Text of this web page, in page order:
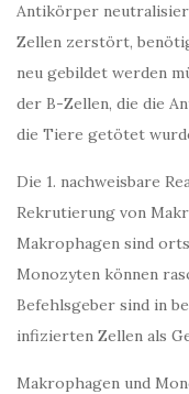
Antikörper
Zellen zerstört,
neu gebildet werden
der B-Zellen, die die
die Tiere getötet
Die 1. nachweisbare
Rekrutierung von
Makrophagen sind
Monozyten können
Befehlsgeber sind in
infizierten Zellen als
Makrophagen und